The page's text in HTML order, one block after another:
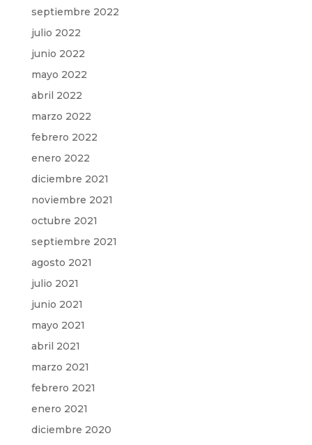
septiembre 2022
julio 2022
junio 2022
mayo 2022
abril 2022
marzo 2022
febrero 2022
enero 2022
diciembre 2021
noviembre 2021
octubre 2021
septiembre 2021
agosto 2021
julio 2021
junio 2021
mayo 2021
abril 2021
marzo 2021
febrero 2021
enero 2021
diciembre 2020